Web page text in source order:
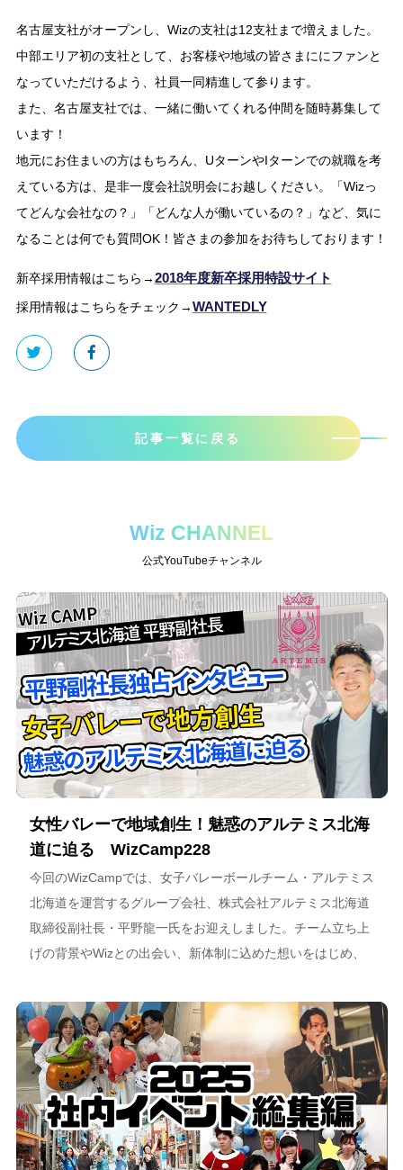
名古屋支社がオープンし、Wizの支社は12支社まで増えました。
中部エリア初の支社として、お客様や地域の皆さまににファンと
なっていただけるよう、社員一同精進して参ります。
また、名古屋支社では、一緒に働いてくれる仲間を随時募集して
います！
地元にお住まいの方はもちろん、UターンやIターンでの就職を考
えている方は、是非一度会社説明会にお越しください。「Wizっ
てどんな会社なの？」「どんな人が働いているの？」など、気に
なることは何でも質問OK！皆さまの参加をお待ちしております！
新卒採用情報はこちら→2018年度新卒採用特設サイト
採用情報はこちらをチェック→WANTEDLY
記事一覧に戻る
Wiz CHANNEL
公式YouTubeチャンネル
女性バレーで地域創生！魅惑のアルテミス北海
道に迫る WizCamp228
今回のWizCampでは、女子バレーボールチーム・アルテミス
北海道を運営するグループ会社、株式会社アルテミス北海道
取締役副社長・平野龍一氏をお迎えしました。チーム立ち上
げの背景やWizとの出会い、新体制に込めた想いをはじめ、
海道が描く今後のビジョンについて語っています。